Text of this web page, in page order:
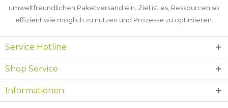
umweltfreundlichen Paketversand ein. Ziel ist es, Ressourcen so
effizient wie möglich zu nutzen und Prozesse zu optimieren.
Service Hotline
Shop Service
Informationen